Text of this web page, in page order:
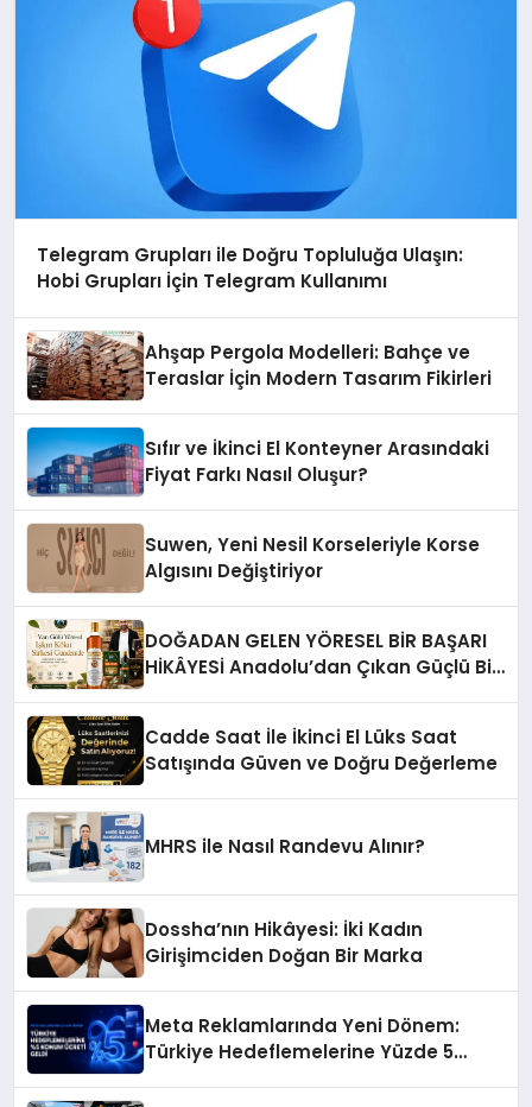
Telegram Grupları ile Doğru Topluluğa Ulaşın:
Hobi Grupları İçin Telegram Kullanımı
Ahşap Pergola Modelleri: Bahçe ve
Teraslar İçin Modern Tasarım Fikirleri
Sıfır ve İkinci El Konteyner Arasındaki
Fiyat Farkı Nasıl Oluşur?
Suwen, Yeni Nesil Korseleriyle Korse
Algısını Değiştiriyor
DOĞADAN GELEN YÖRESEL BİR BAŞARI
HİKÂYESİ Anadolu’dan Çıkan Güçlü Bir
Cadde Saat İle İkinci El Lüks Saat
Satışında Güven ve Doğru Değerleme
MHRS ile Nasıl Randevu Alınır?
Dossha’nın Hikâyesi: İki Kadın
Girişimciden Doğan Bir Marka
Meta Reklamlarında Yeni Dönem:
Türkiye Hedeflemelerine Yüzde 5